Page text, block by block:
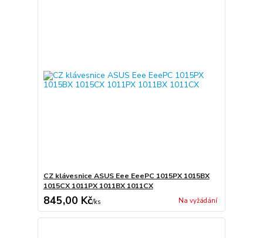
CZ klávesnice ASUS Eee EeePC 1015PX 1015BX
1015CX 1011PX 1011BX 1011CX
845,00 Kč/ks Na vyžádání